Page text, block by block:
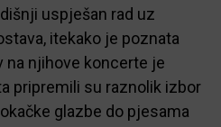
uspješan rad uz
itekako je poznata
na njihove koncerte je
pripremili su raznolik izbor
glazbe do pjesama